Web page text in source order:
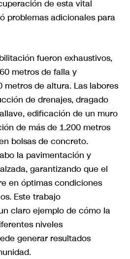
de esta vital
problemas adicionales para
fueron exhaustivos,
metros de falla y
metros de altura. Las labores
de drenajes, dragado
edificación de un muro
de más de 1.200 metros
bolsas de concreto.
la pavimentación y
garantizando que el
en óptimas condiciones
Este trabajo
claro ejemplo de cómo la
niveles
generar resultados